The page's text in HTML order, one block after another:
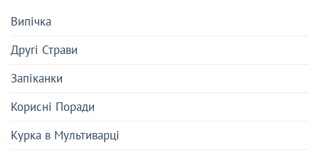
Випічка
Другі Страви
Запіканки
Корисні Поради
Курка в Мультиварці